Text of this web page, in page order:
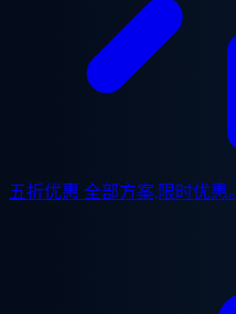
五折优惠 全部方案,限时优惠